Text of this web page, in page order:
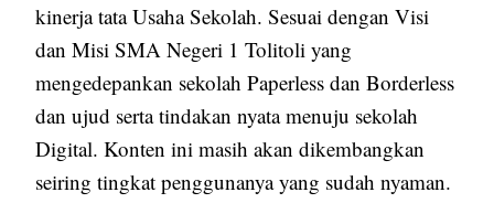
kinerja tata Usaha Sekolah. Sesuai dengan Visi
dan Misi SMA Negeri 1 Tolitoli yang
mengedepankan sekolah Paperless dan Borderless
dan ujud serta tindakan nyata menuju sekolah
Digital. Konten ini masih akan dikembangkan
seiring tingkat penggunanya yang sudah nyaman.